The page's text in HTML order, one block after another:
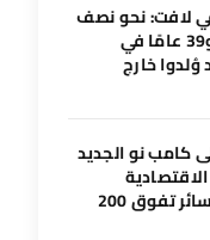
لافت: نحو نصف
الشباب بين 25 و39 عامًا في
خارج
كامب نو الجديد
لبرشلونة بعد خسائر تفوق 200